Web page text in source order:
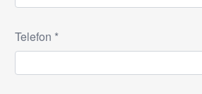
Telefon *